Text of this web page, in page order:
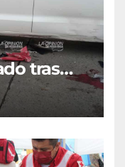
tras
Ricardo